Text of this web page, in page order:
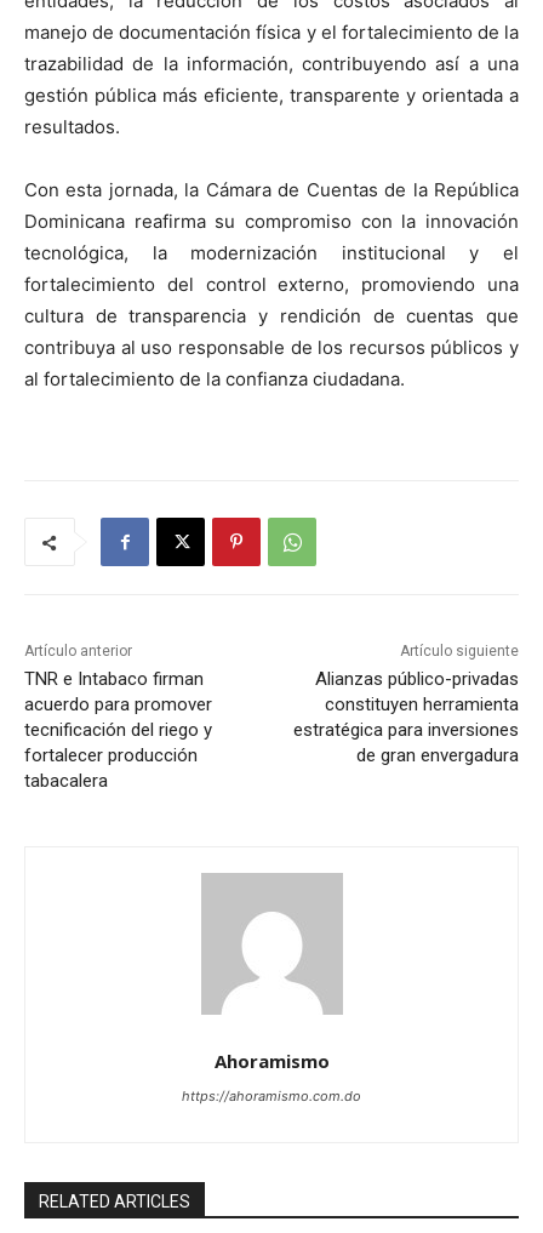
manejo de documentación física y el fortalecimiento de la
trazabilidad de la información, contribuyendo así a una
gestión pública más eficiente, transparente y orientada a
resultados.
Con esta jornada, la Cámara de Cuentas de la República
Dominicana reafirma su compromiso con la innovación
tecnológica, la modernización institucional y el
fortalecimiento del control externo, promoviendo una
cultura de transparencia y rendición de cuentas que
contribuya al uso responsable de los recursos públicos y
al fortalecimiento de la confianza ciudadana.
Artículo anterior
TNR e Intabaco firman
acuerdo para promover
tecnificación del riego y
fortalecer producción
tabacalera
Artículo siguiente
Alianzas público-privadas
constituyen herramienta
estratégica para inversiones
de gran envergadura
Ahoramismo
https://ahoramismo.com.do
RELATED ARTICLES